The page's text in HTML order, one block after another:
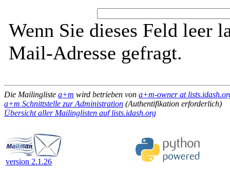
Wenn Sie dieses Feld leer
Mail-Adresse gefragt.
Die Mailingliste a+m wird betrieben von a+m-owner at
a+m Schnittstelle zur Administration (Authentifikation erforderlich)
Übersicht aller Mailinglisten auf lists.idash.org
version 2.1.26